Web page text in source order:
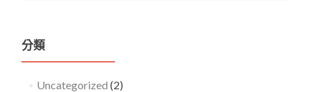
分類
Uncategorized (2)